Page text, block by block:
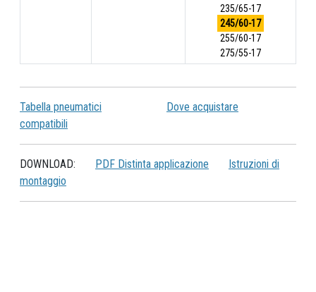
235/65-17
245/60-17
255/60-17
275/55-17
Tabella pneumatici
compatibili
Dove acquistare
DOWNLOAD: PDF Distinta applicazione
Istruzioni di
montaggio